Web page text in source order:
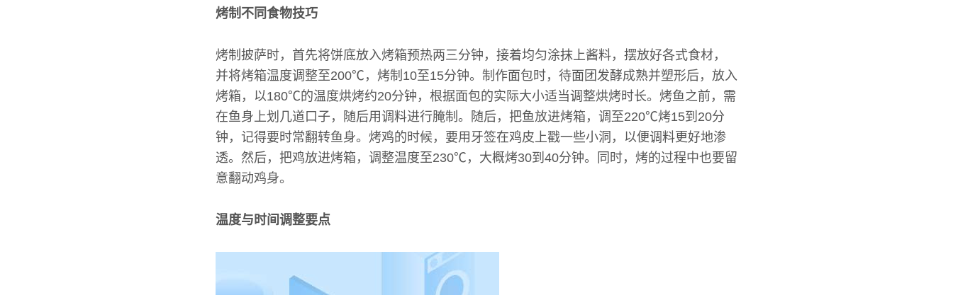
烤制不同食物技巧
烤制披萨时，首先将饼底放入烤箱预热两三分钟，接着均匀涂抹上酱料，摆放好各式食材，
并将烤箱温度调整至200℃，烤制10至15分钟。制作面包时，待面团发酵成熟并塑形后，放入
烤箱，以180℃的温度烘烤约20分钟，根据面包的实际大小适当调整烘烤时长。烤鱼之前，需
在鱼身上划几道口子，随后用调料进行腌制。随后，把鱼放进烤箱，调至220℃烤15到20分
钟，记得要时常翻转鱼身。烤鸡的时候，要用牙签在鸡皮上戳一些小洞，以便调料更好地渗
透。然后，把鸡放进烤箱，调整温度至230℃，大概烤30到40分钟。同时，烤的过程中也要留
意翻动鸡身。
温度与时间调整要点